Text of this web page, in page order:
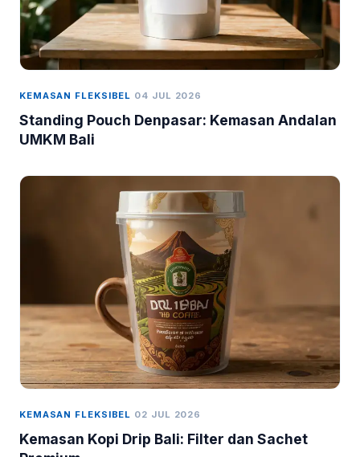
KEMASAN FLEKSIBEL 04 JUL 2026
Standing Pouch Denpasar: Kemasan Andalan
UMKM Bali
KEMASAN FLEKSIBEL 02 JUL 2026
Kemasan Kopi Drip Bali: Filter dan Sachet